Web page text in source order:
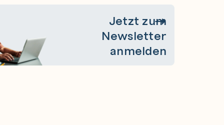
Jetzt zum
Newsletter
anmelden